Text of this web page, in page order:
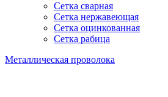
Сетка сварная
Сетка нержавеющая
Сетка оцинкованная
Сетка рабица
Металлическая проволока